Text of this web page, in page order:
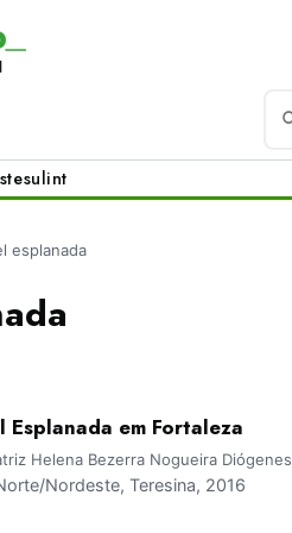
sulint
esplanada
em Fortaleza
Helena Bezerra Nogueira Diógenes
Nordeste, Teresina, 2016